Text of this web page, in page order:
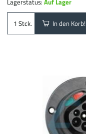
Lagerstatus:Auf Lager
Stck. In den Korb!